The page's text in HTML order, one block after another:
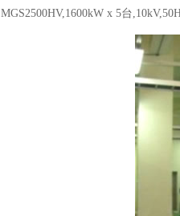
MGS2500HV,1600kW x 5台